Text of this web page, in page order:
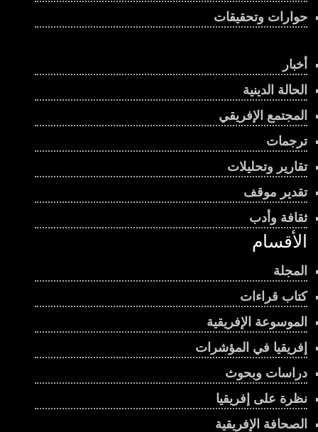
حوارات وتحقيقات
أخبار
الحالة الدينية
المجتمع الإفريقي
ترجمات
تقارير وتحليلات
تقدير موقف
ثقافة وأدب
الأقسام
المجلة
كتاب قراءات
الموسوعة الإفريقية
إفريقيا في المؤشرات
دراسات وبحوث
نظرة على إفريقيا
الصحافة الإفريقية